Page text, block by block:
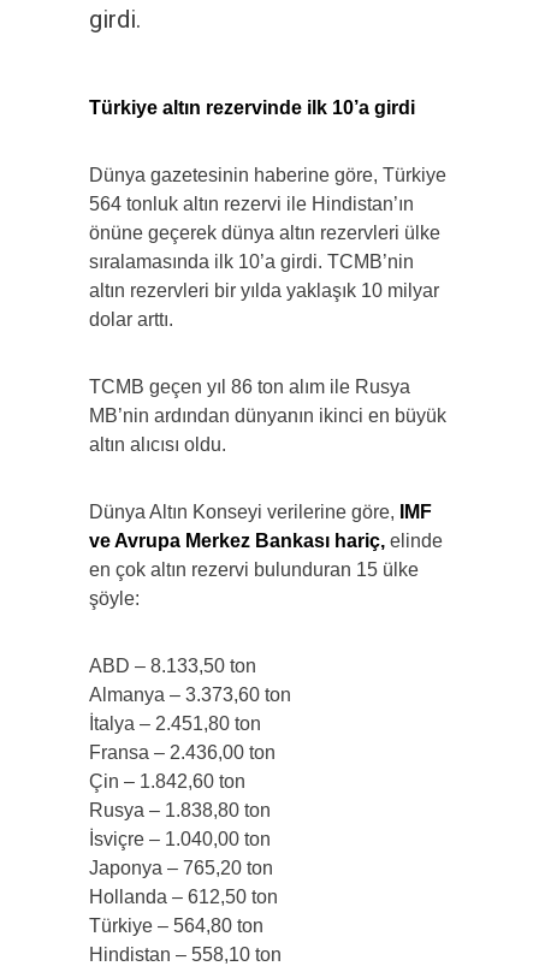
girdi.
Türkiye altın rezervinde ilk 10’a girdi
Dünya gazetesinin haberine göre, Türkiye
564 tonluk altın rezervi ile Hindistan’ın
önüne geçerek dünya altın rezervleri ülke
sıralamasında ilk 10’a girdi. TCMB’nin
altın rezervleri bir yılda yaklaşık 10 milyar
dolar arttı.
TCMB geçen yıl 86 ton alım ile Rusya
MB’nin ardından dünyanın ikinci en büyük
altın alıcısı oldu.
Dünya Altın Konseyi verilerine göre,
IMF
ve Avrupa Merkez Bankası hariç, elinde
en çok altın rezervi bulunduran 15 ülke
şöyle:
ABD – 8.133,50 ton
Almanya – 3.373,60 ton
İtalya – 2.451,80 ton
Fransa – 2.436,00 ton
Çin – 1.842,60 ton
Rusya – 1.838,80 ton
İsviçre – 1.040,00 ton
Japonya – 765,20 ton
Hollanda – 612,50 ton
Türkiye – 564,80 ton
Hindistan – 558,10 ton